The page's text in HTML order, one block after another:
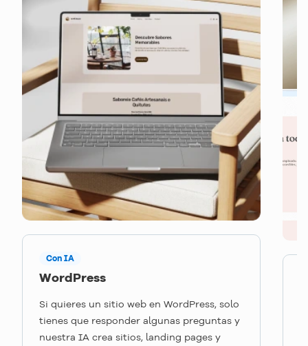
Con IA
WordPress
Si quieres un sitio web en WordPress, solo
tienes que responder algunas preguntas y
nuestra IA crea sitios, landing pages y